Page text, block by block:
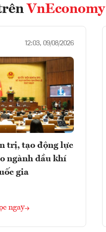
VnEconomy
12:03, 09/08/2026
trị, tạo động lực
ngành dầu khí
gia
ngay